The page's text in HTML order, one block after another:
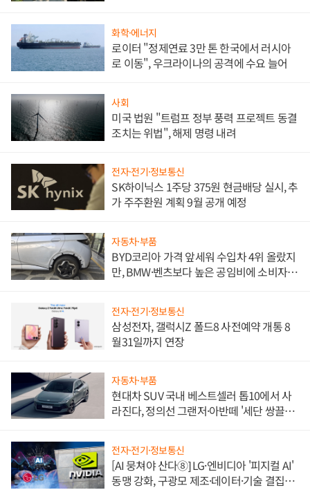
화학·에너지
로이터 "정제연료 3만 톤 한국에서 러시아
로 이동", 우크라이나의 공격에 수요 늘어
사회
미국 법원 "트럼프 정부 풍력 프로젝트 동결
조치는 위법", 해제 명령 내려
전자·전기·정보통신
SK하이닉스 1주당 375원 현금배당 실시, 추
가 주주환원 계획 9월 공개 예정
자동차·부품
BYD코리아 가격 앞세워 수입차 4위 올랐지
만, BMW·벤츠보다 높은 공임비에 소비자
전자·전기·정보통신
삼성전자, 갤럭시Z 폴드8 사전예약 개통 8
월31일까지 연장
자동차·부품
현대차 SUV 국내 베스트셀러 톱10에서 사
라진다, 정의선 그랜저·아반떼 '세단 쌍끌
전자·전기·정보통신
[AI 뭉쳐야 산다⑧] LG·엔비디아 '피지컬 AI'
동맹 강화, 구광모 제조·데이터·기술 결집